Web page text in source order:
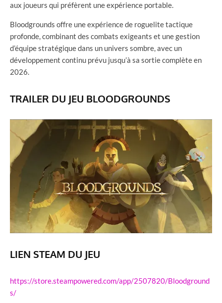
aux joueurs qui préfèrent une expérience portable.
Bloodgrounds offre une expérience de roguelite tactique
profonde, combinant des combats exigeants et une gestion
d’équipe stratégique dans un univers sombre, avec un
développement continu prévu jusqu’à sa sortie complète en
2026.
TRAILER DU JEU BLOODGROUNDS
LIEN STEAM DU JEU
https://store.steampowered.com/app/2507820/Bloodground
s/